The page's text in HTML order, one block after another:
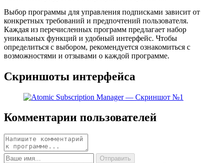
Выбор программы для управления подписками зависит от
конкретных требований и предпочтений пользователя.
Каждая из перечисленных программ предлагает набор
уникальных функций и удобный интерфейс. Чтобы
определиться с выбором, рекомендуется ознакомиться с
возможностями и отзывами о каждой программе.
Скриншоты интерфейса
Комментарии пользователей